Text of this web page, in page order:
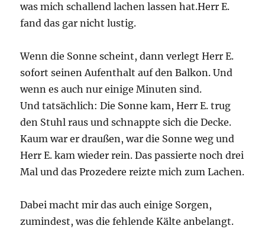
was mich schallend lachen lassen hat.Herr E.
fand das gar nicht lustig.
Wenn die Sonne scheint, dann verlegt Herr E.
sofort seinen Aufenthalt auf den Balkon. Und
wenn es auch nur einige Minuten sind.
Und tatsächlich: Die Sonne kam, Herr E. trug
den Stuhl raus und schnappte sich die Decke.
Kaum war er draußen, war die Sonne weg und
Herr E. kam wieder rein. Das passierte noch drei
Mal und das Prozedere reizte mich zum Lachen.
Dabei macht mir das auch einige Sorgen,
zumindest, was die fehlende Kälte anbelangt.